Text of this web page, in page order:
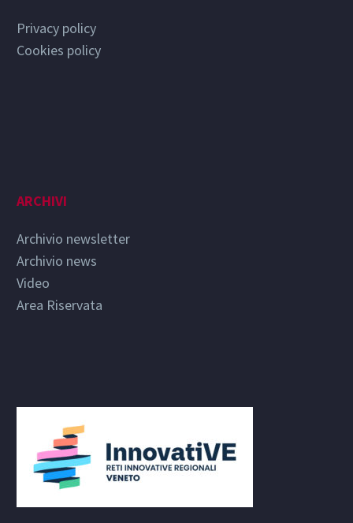
Privacy policy
Cookies policy
ARCHIVI
Archivio newsletter
Archivio news
Video
Area Riservata